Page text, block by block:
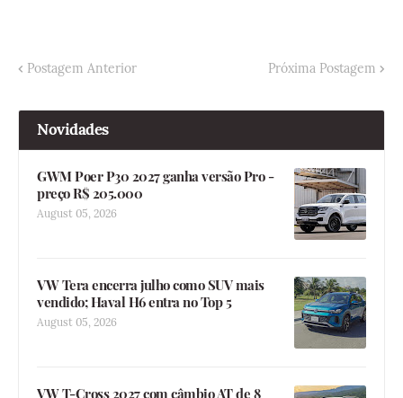
Postagem Anterior Próxima Postagem
Novidades
GWM Poer P30 2027 ganha versão Pro -
preço R$ 205.000
August 05, 2026
VW Tera encerra julho como SUV mais
vendido; Haval H6 entra no Top 5
August 05, 2026
VW T-Cross 2027 com câmbio AT de 8